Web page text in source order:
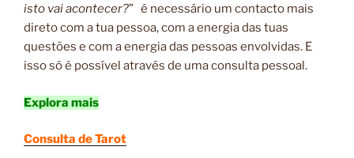
isto vai acontecer?” é necessário um contacto mais
direto com a tua pessoa, com a energia das tuas
questões e com a energia das pessoas envolvidas. E
isso só é possível através de uma consulta pessoal.
Explora mais
Consulta de Tarot